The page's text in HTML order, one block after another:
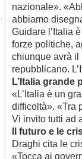
nazionale».
abbiamo
Guidare l’Italia
forze politiche,
chiunque avrà il
repubblicano.
L’Italia grande
«L’Italia è un
difficoltà». «Tra
Vi invito tutti ad
Il futuro e le
Draghi cita le
«Tocca ai